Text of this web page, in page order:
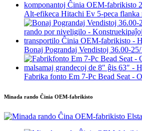
Alt-efikeca Hitachi Ev 5-peca
Bonaj Pograndaj Vendistoj 36.00-
Fabrika fonto Em 7-Pc Bead Seat -
Minada rando Ĉinia OEM-fabrikisto